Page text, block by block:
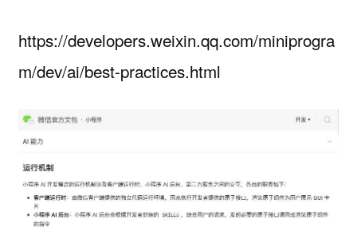
https://developers.weixin.qq.com/miniprogra
m/dev/ai/best-practices.html